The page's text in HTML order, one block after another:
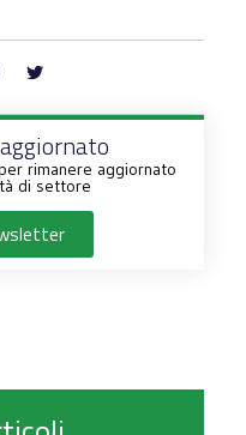
rimanere aggiornato
di settore